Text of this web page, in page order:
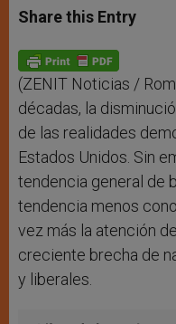
t
s
p
p
s
e
g
e
r
e
b
o
k
Share this Entry
(ZENIT Noticias /
décadas, la
de las realidades
Estados Unidos. Sin
tendencia general de
tendencia menos
vez más la atención
creciente brecha de
y liberales.